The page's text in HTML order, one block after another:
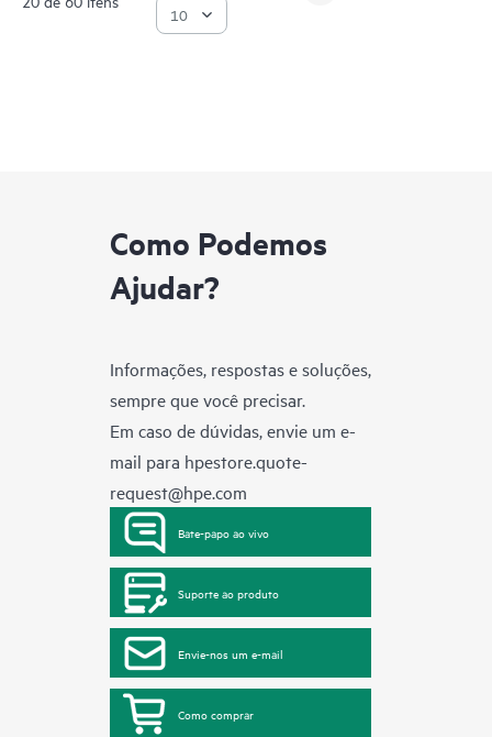
Como Podemos
Ajudar?
Informações, respostas e soluções,
sempre que você precisar.
Em caso de dúvidas, envie um e-
mail para hpestore.quote-
request@hpe.com
Bate-papo ao vivo
Suporte ao produto
Envie-nos um e-mail
Como comprar